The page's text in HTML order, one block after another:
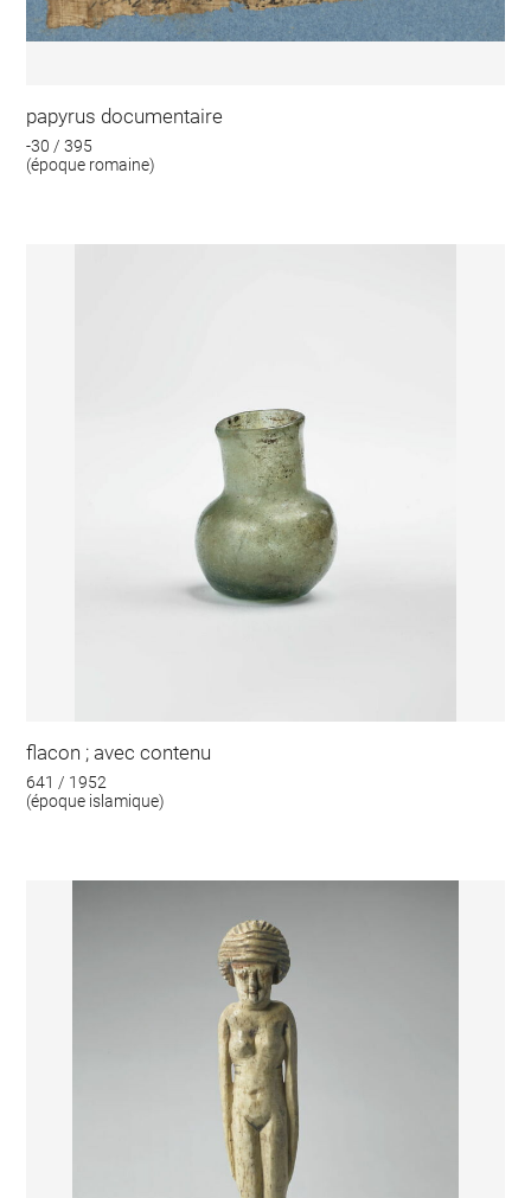
papyrus documentaire
-30 / 395
(époque romaine)
flacon ; avec contenu
641 / 1952
(époque islamique)